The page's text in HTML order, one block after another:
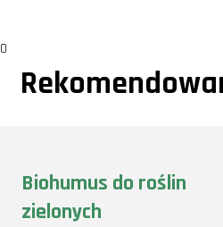
0
Biohumus do roślin
zielonych